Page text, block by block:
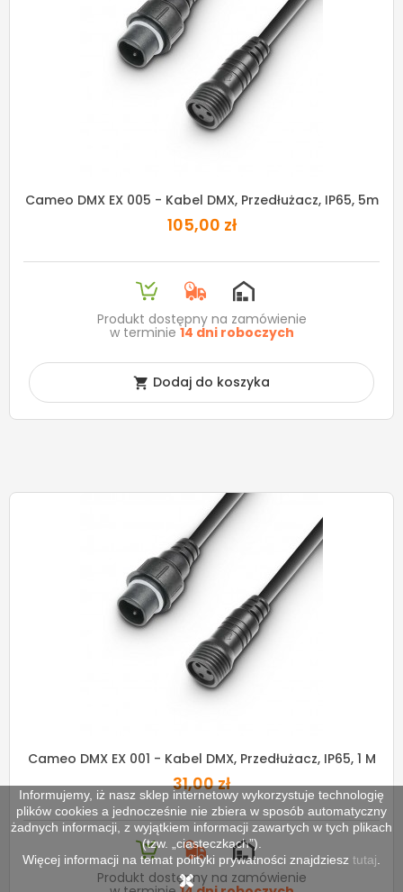
Informujemy, iż nasz sklep internetowy wykorzystuje technologię
plików cookies a jednocześnie nie zbiera w sposób automatyczny
żadnych informacji, z wyjątkiem informacji zawartych w tych plikach
(tzw. „ciasteczkach”).
Więcej informacji na temat polityki prywatności znajdziesz tutaj
Cameo DMX EX 005 - Kabel DMX, Przedłużacz, IP65, 5m
105,00 zł
Produkt dostępny na zamówienie
w terminie 14 dni roboczych
 Dodaj do koszyka
Cameo DMX EX 001 - Kabel DMX, Przedłużacz, IP65, 1 M
31,00 zł
Produkt dostępny na zamówienie